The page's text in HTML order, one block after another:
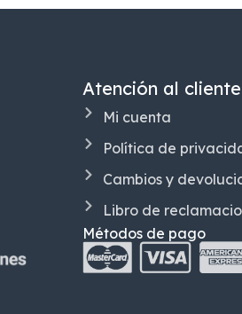
Atención al cliente
Mi cuenta
Política de
Cambios y
Libro de
Métodos de pago